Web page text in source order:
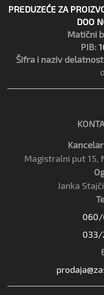
PREDUZEĆE ZA
DOO
Matični
PIB:
Šifra i naziv
Magistralni put 15,
Janka
060/
033/